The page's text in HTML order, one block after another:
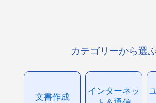
カテゴリーから選
文書作成
インターネッ